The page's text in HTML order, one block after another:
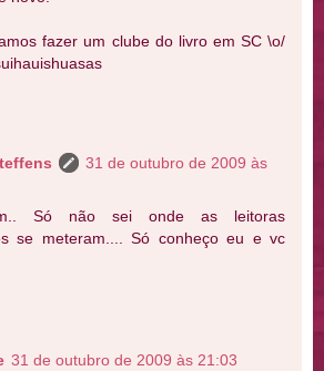
fazer um clube do livro em SC \o/
31 de outubro de 2009 às
Só não sei onde as leitoras
se meteram.... Só conheço eu e vc
31 de outubro de 2009 às 21:03